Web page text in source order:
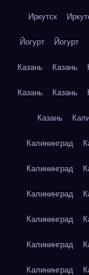
Иркутск
Йогурт Йогурт
Казань Казань
Казань Казань
Казань
Калининград
Калининград
Калининград
Калининград
Калининград
Калининград